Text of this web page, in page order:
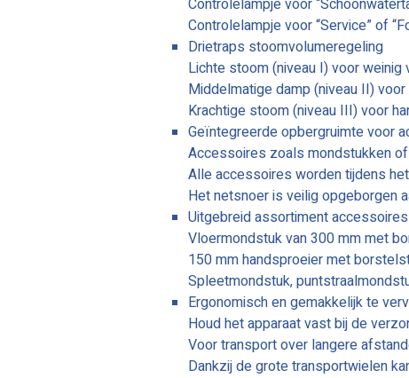
Controlelampje voor
Controlelampje voor “Service” of
Drietraps stoomvolumeregeling
Lichte stoom (niveau I) voor weinig
Middelmatige damp (niveau II)
Krachtige stoom (niveau III) voor
Geïntegreerde opbergruimte voor
Accessoires zoals mondstukken
Alle accessoires worden tijdens
Het netsnoer is veilig opgeborgen
Uitgebreid assortiment
Vloermondstuk van 300 mm met
150 mm handsproeier met
Spleetmondstuk,
Ergonomisch en gemakkelijk te
Houd het apparaat vast bij de
Voor transport over langere
Dankzij de grote transportwielen